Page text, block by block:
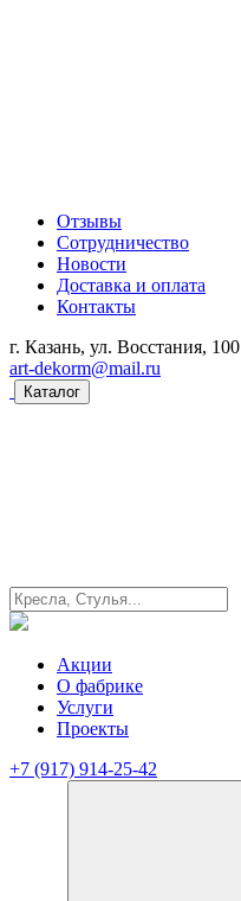
Отзывы
Сотрудничество
Новости
Доставка и оплата
Контакты
г. Казань, ул. Восстания, 100
art-dekorm@mail.ru
Каталог
Акции
О фабрике
Услуги
Проекты
+7 (917) 914-25-42